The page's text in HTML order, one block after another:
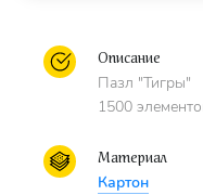
Описание
Пазл "Тигры"
1500
Материал
Картон